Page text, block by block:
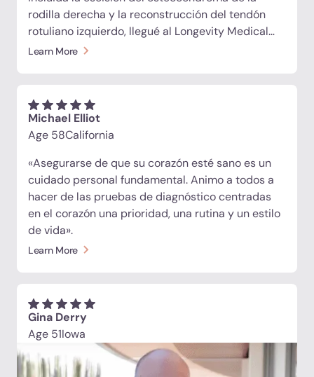
rodilla derecha y la reconstrucción del tendón
rotuliano izquierdo, llegué al Longevity Medical
Institute en busca de una solución regenerativa.
células madre intravenosas, péptidos y apoyo
nutracéutico. Me sentí muy bien, ¡gracias LMI!»
Learn More
Michael Elliot
Age 58California
«Asegurarse de que su corazón esté sano es un
cuidado personal fundamental. Animo a todos a
hacer de las pruebas de diagnóstico centradas
en el corazón una prioridad, una rutina y un estilo
de vida».
Learn More
Gina Derry
Age 51Iowa